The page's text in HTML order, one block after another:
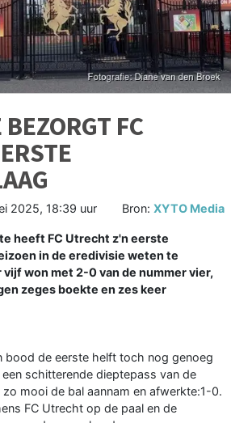
FC
2025, 18:39 uur Bron: XYTO Media
heeft FC Utrecht z'n eerste
in de eredivisie weten te
vijf won met 2-0 van de nummer vier,
zeges boekte en zes keer
bood de eerste helft toch nog genoeg
schitterende dieptepass van de
mooi de bal aannam en afwerkte:1-0.
FC Utrecht op de paal en de